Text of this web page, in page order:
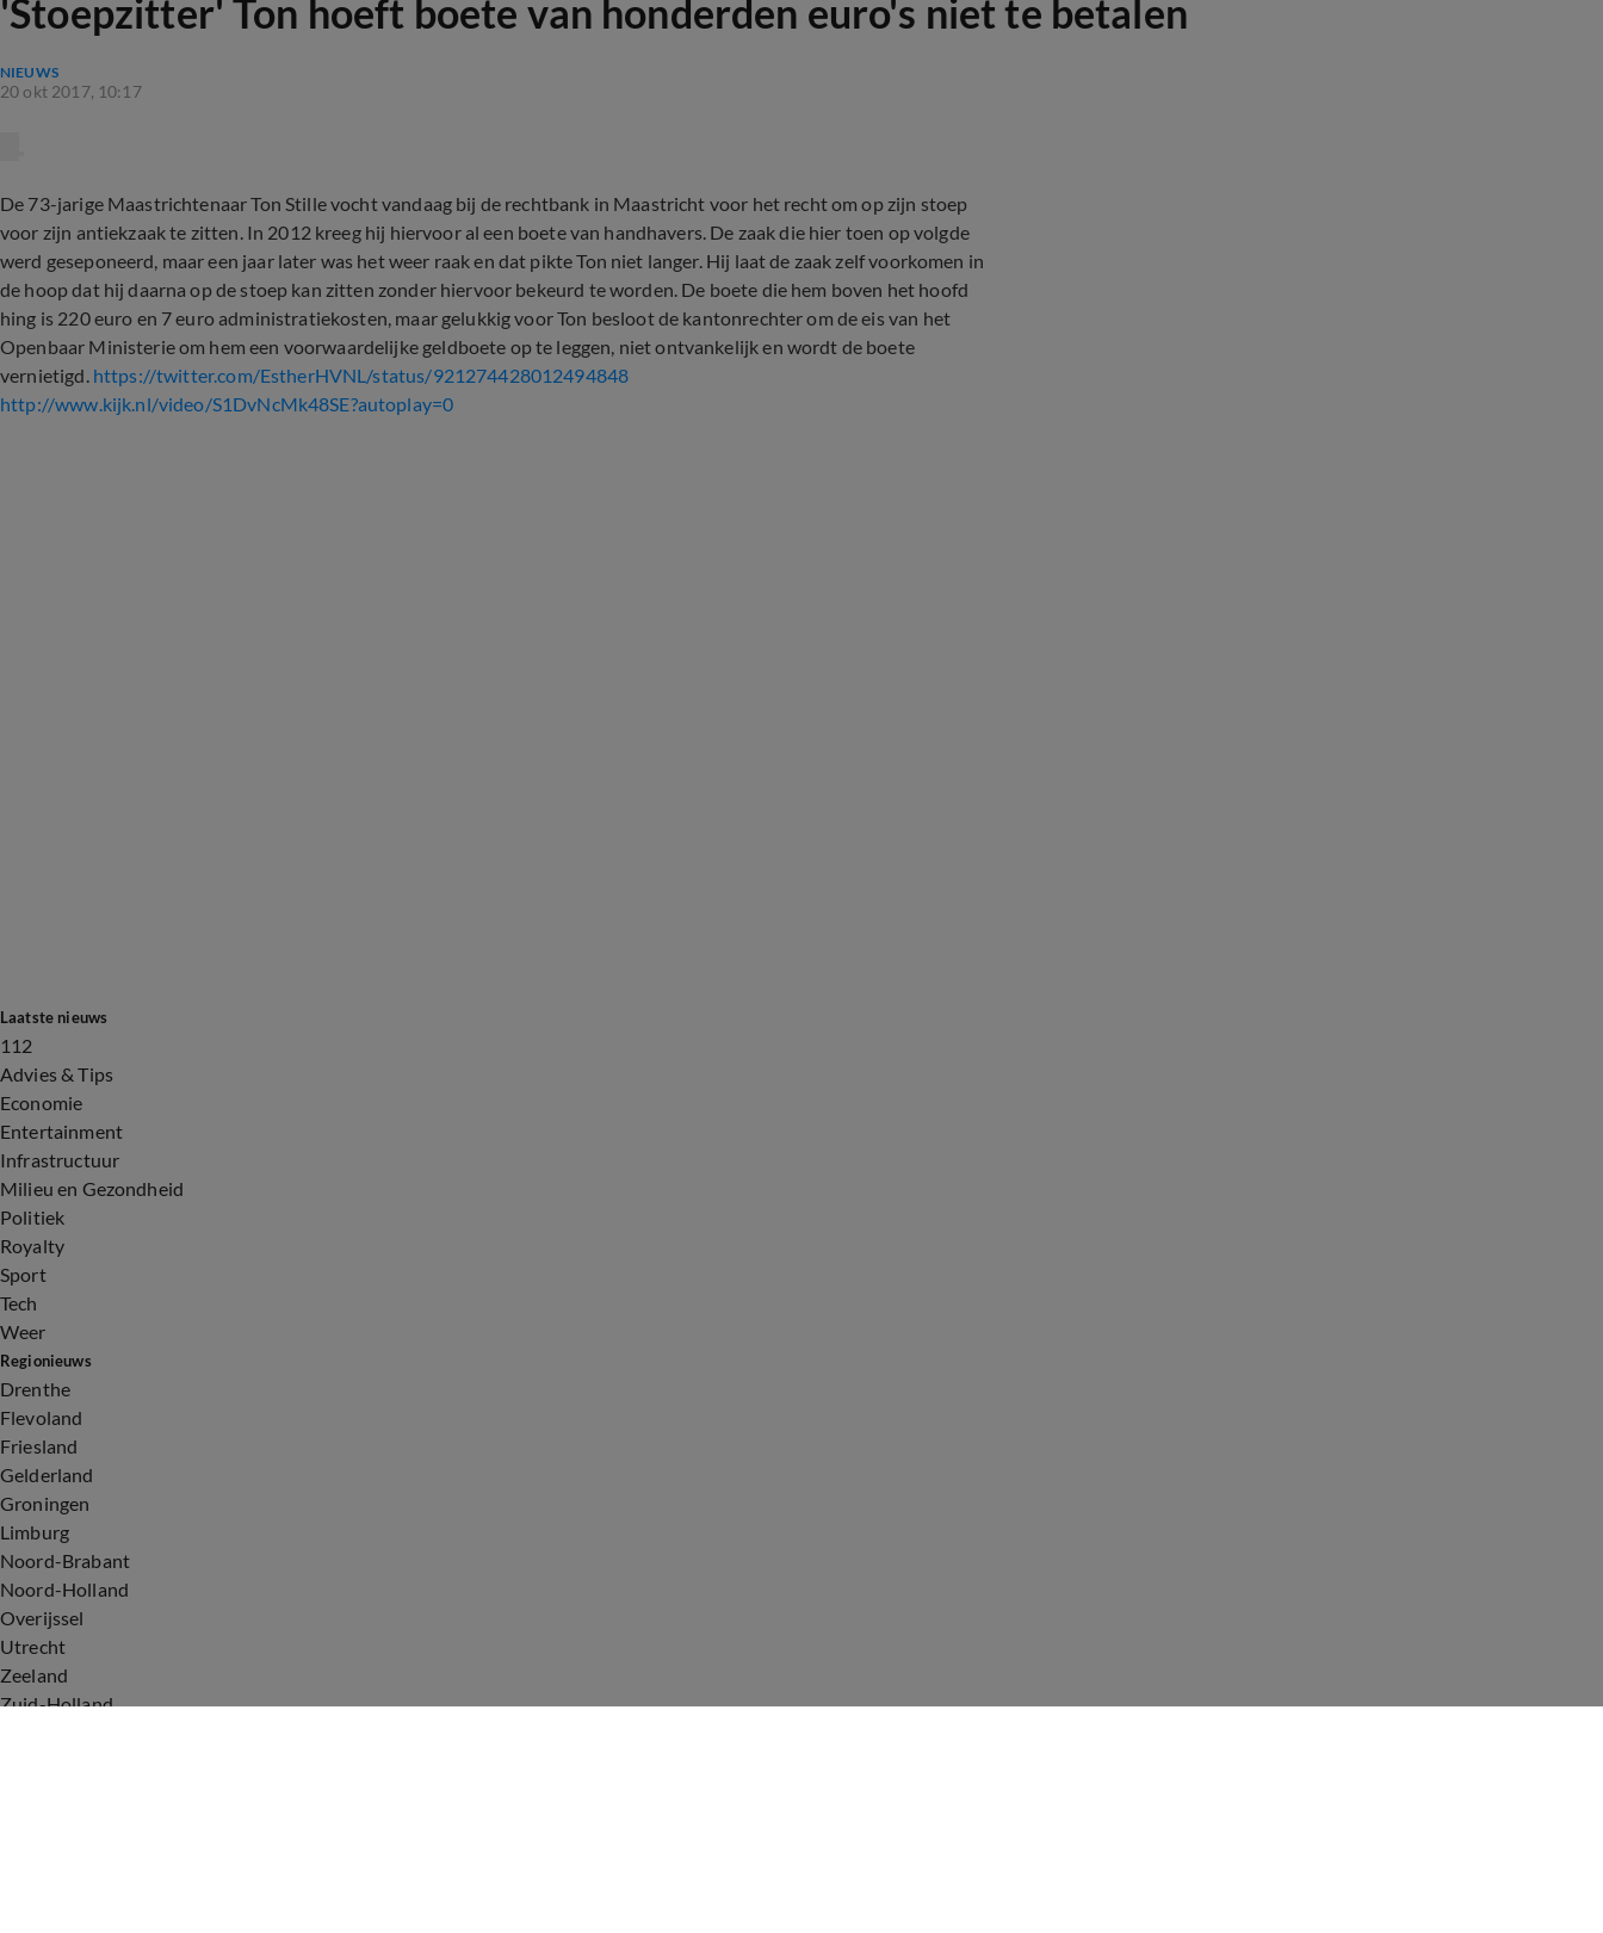
'Stoepzitter' Ton hoeft boete van honderden euro's niet te betalen
NIEUWS
20 okt 2017, 10:17
De 73-jarige Maastrichtenaar Ton Stille vocht vandaag bij de rechtbank in Maastricht voor het recht om op zijn stoep
voor zijn antiekzaak te zitten. In 2012 kreeg hij hiervoor al een boete van handhavers. De zaak die hier toen op volgde
werd geseponeerd, maar een jaar later was het weer raak en dat pikte Ton niet langer. Hij laat de zaak zelf voorkomen in
de hoop dat hij daarna op de stoep kan zitten zonder hiervoor bekeurd te worden. De boete die hem boven het hoofd
hing is 220 euro en 7 euro administratiekosten, maar gelukkig voor Ton besloot de kantonrechter om de eis van het
Openbaar Ministerie om hem een voorwaardelijke geldboete op te leggen, niet ontvankelijk en wordt de boete
vernietigd. https://twitter.com/EstherHVNL/status/921274428012494848
http://www.kijk.nl/video/S1DvNcMk48SE?autoplay=0
Laatste nieuws
112
Advies & Tips
Economie
Entertainment
Infrastructuur
Milieu en Gezondheid
Politiek
Royalty
Sport
Tech
Weer
Regionieuws
Drenthe
Flevoland
Friesland
Gelderland
Groningen
Limburg
Noord-Brabant
Noord-Holland
Overijssel
Utrecht
Zeeland
Zuid-Holland